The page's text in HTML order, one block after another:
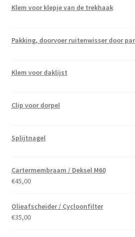
Klem voor klepje van de trekhaak
Pakking, doorvoer ruitenwisser door
Klem voor daklijst
Clip voor dorpel
Splijtnagel
Cartermembraam / Deksel M60
€45,00
Olieafscheider / Cycloonfilter
€35,00